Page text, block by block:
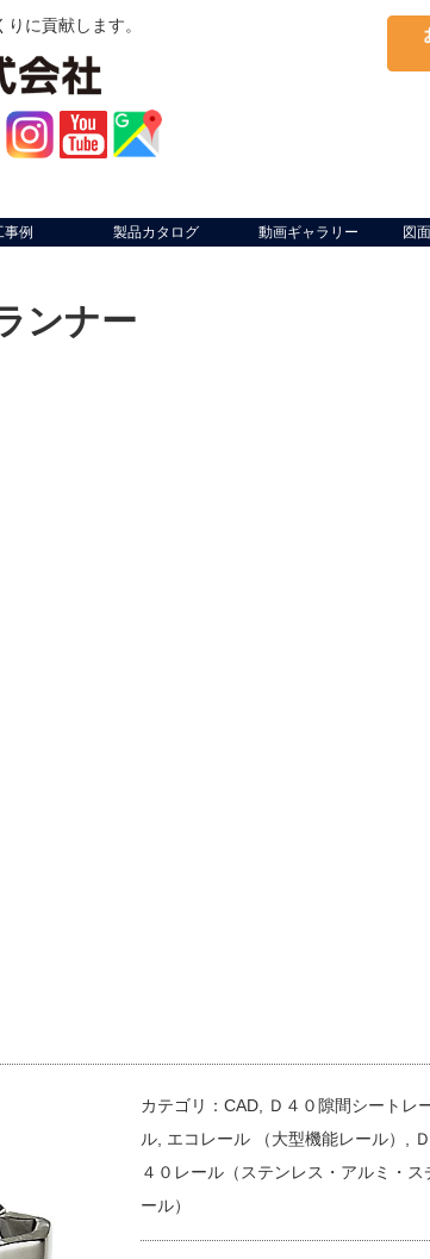
に貢献します。
事例 製品カタログ 動画ギャラリー 図
ンナー
カテゴリ： CAD,
Ｄ４０隙間シートレ
ル, エコレール （大型機能レール）
Ｄ
４０レール（ステンレス・アルミ・ス
ール）